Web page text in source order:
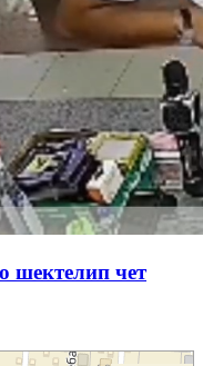
шектелип чет